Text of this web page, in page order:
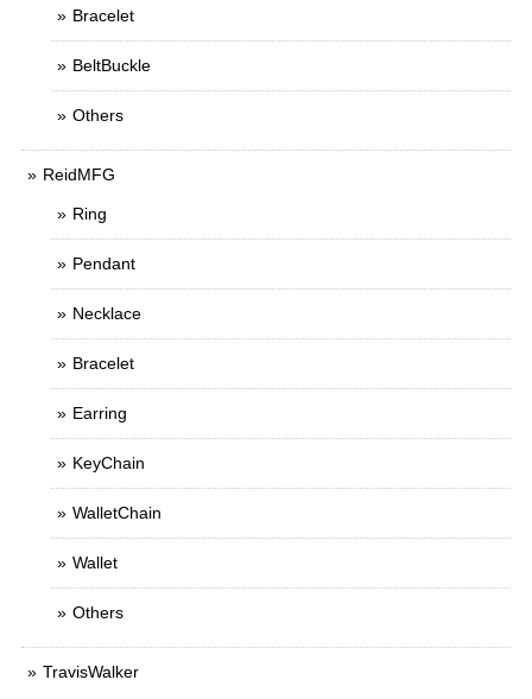
Bracelet
BeltBuckle
Others
ReidMFG
Ring
Pendant
Necklace
Bracelet
Earring
KeyChain
WalletChain
Wallet
Others
TravisWalker